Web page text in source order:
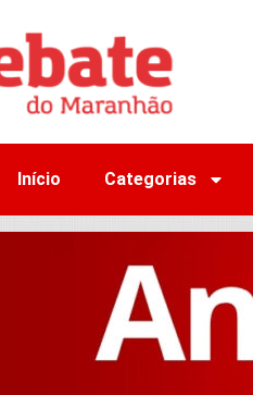
Início Categorias